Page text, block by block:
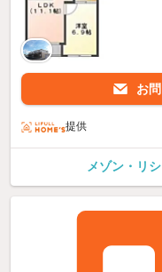
お
提供
メゾン・リ